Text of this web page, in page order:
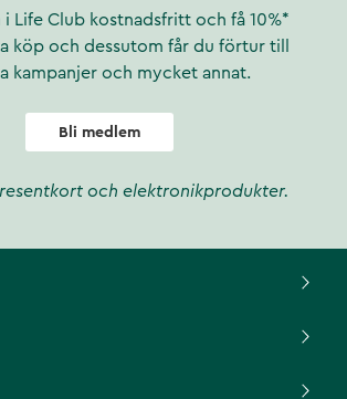
i Life Club kostnadsfritt och få 10%*
köp och dessutom får du förtur till
kampanjer och mycket annat.
Bli medlem
och elektronikprodukter.